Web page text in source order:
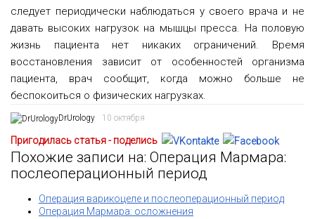
следует периодически наблюдаться у своего врача и не
давать высоких нагрузок на мышцы пресса. На половую
жизнь пациента нет никаких ограничений. Время
восстановления зависит от особенностей организма
пациента, врач сообщит, когда можно больше не
беспокоиться о физических нагрузках.
DrUrology 10 октября
Пригодилась статья - поделись
Похожие записи на: Операция Мармара:
послеоперационный период
Операция варикоцеле и послеоперационный период
Операция Мармара: осложнения